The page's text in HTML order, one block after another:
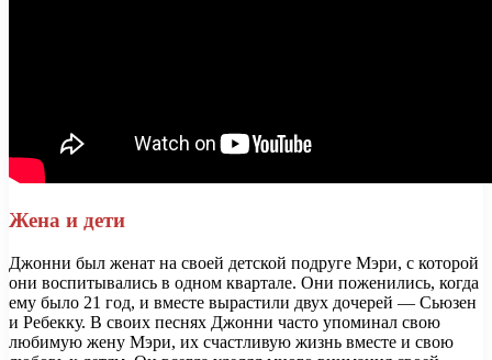
Жена и дети
Джонни был женат на своей детской подруге Мэри, с которой
они воспитывались в одном квартале. Они поженились, когда
ему было 21 год, и вместе вырастили двух дочерей — Сьюзен
и Ребекку. В своих песнях Джонни часто упоминал свою
любимую жену Мэри, их счастливую жизнь вместе и свою